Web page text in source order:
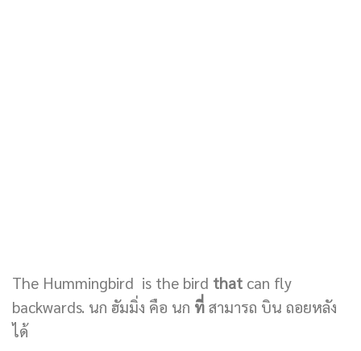
The Hummingbird is the bird that can fly
backwards. นก ฮัมมิ่ง คือ นก ที่ สามารถ บิน ถอยหลัง
ได้